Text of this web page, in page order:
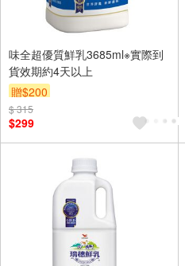
味全超優質鮮乳3685ml※實際到
貨效期約4天以上
贈$200
$ 315
$299